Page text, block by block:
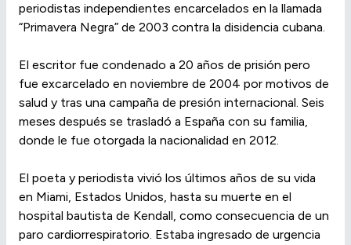
periodistas independientes encarcelados en la llamada
“Primavera Negra” de 2003 contra la disidencia cubana.
El escritor fue condenado a 20 años de prisión pero
fue excarcelado en noviembre de 2004 por motivos de
salud y tras una campaña de presión internacional. Seis
meses después se trasladó a España con su familia,
donde le fue otorgada la nacionalidad en 2012.
El poeta y periodista vivió los últimos años de su vida
en Miami, Estados Unidos, hasta su muerte en el
hospital bautista de Kendall, como consecuencia de un
paro cardiorrespiratorio. Estaba ingresado de urgencia